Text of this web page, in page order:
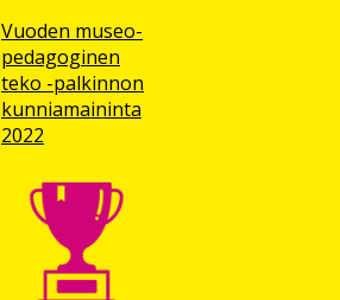
Vuoden museo­
pedagoginen
teko -palkinnon
kunnia­maininta
2022